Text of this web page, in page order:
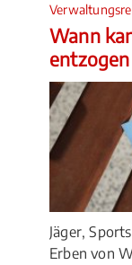
Wann
Jäger,
Erben von